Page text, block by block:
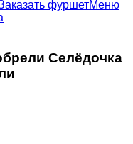
фуршетМеню
Селёдочка